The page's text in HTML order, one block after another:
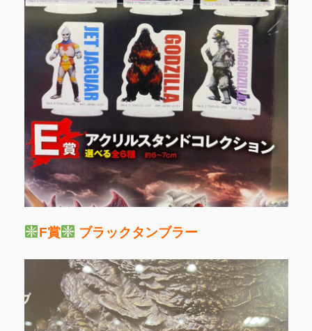
F賞 ブラックタンブラー